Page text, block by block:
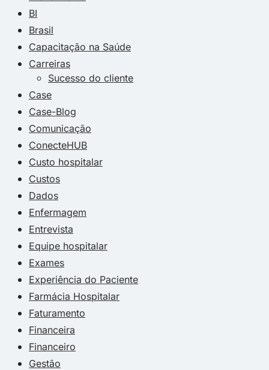
BI
Brasil
Capacitação na Saúde
Carreiras
Sucesso do cliente
Case
Case-Blog
Comunicação
ConecteHUB
Custo hospitalar
Custos
Dados
Enfermagem
Entrevista
Equipe hospitalar
Exames
Experiência do Paciente
Farmácia Hospitalar
Faturamento
Financeira
Financeiro
Gestão